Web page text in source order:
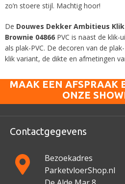
zo’n stoere stijl. Machtig hoor!
De Douwes Dekker Ambitieus
Brownie 04866 PVC is naast de
als plak-PVC. De decoren van de
klik variant, de dikte en afmetingen
MAAK EEN AFSPRAAK
ONZE
Contactgegevens
Bezoekadres
ParketvloerShop.nl